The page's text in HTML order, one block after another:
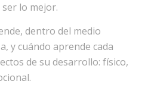
lo mejor.
dentro del medio
y cuándo aprende cada
de su desarrollo: físico,